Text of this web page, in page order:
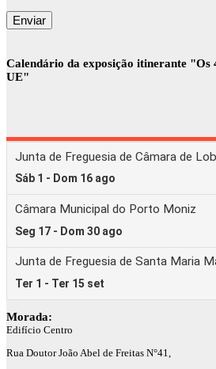
Calendário da exposição itinerante "Os
UE"
Morada:
Edifício Centro
Rua Doutor João Abel de Freitas N°41,